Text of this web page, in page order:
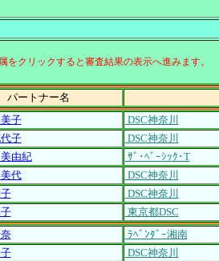
クリックすると審査結果の表示へ進みます。
パートナー名
子
DSC神奈川
子
DSC神奈川
由紀
ｻﾞ･ﾍﾞｰｼｯｸ･T
代
DSC神奈川
DSC神奈川
東京都DSC
ﾗﾍﾞﾝﾀﾞｰ湘南
DSC神奈川